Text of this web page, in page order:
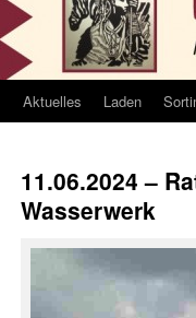
Skip
content
Aktuelles Laden
11.06.2024 –
Wasserwerk